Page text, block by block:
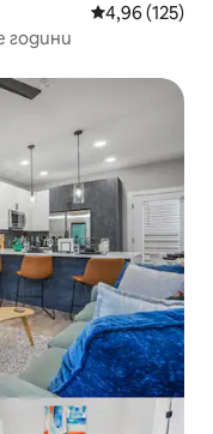
Средна
4,96 (125)
години